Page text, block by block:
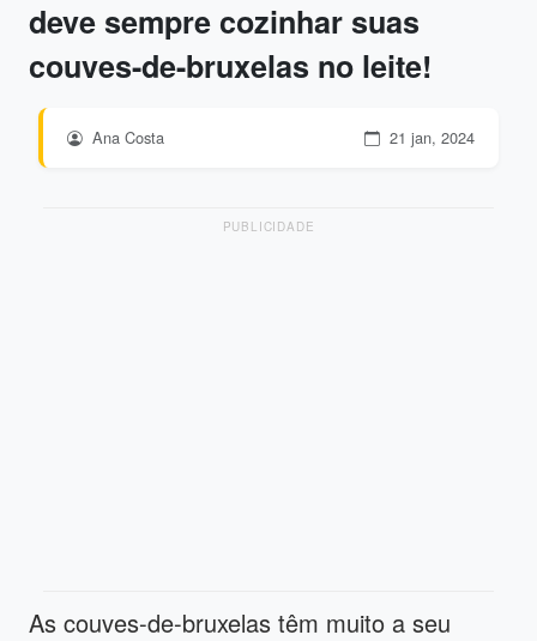
deve sempre cozinhar suas
couves-de-bruxelas no leite!
Ana Costa 21 jan, 2024
PUBLICIDADE
As couves-de-bruxelas têm muito a seu